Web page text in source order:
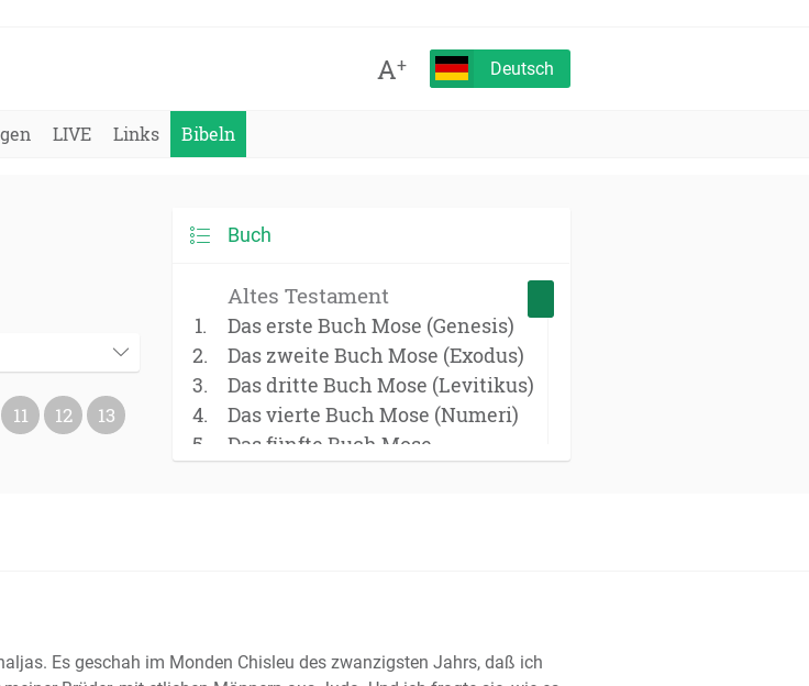
A+ Deutsch
LIVE Links Bibeln
11 12 13
Buch
Altes Testament
Das erste Buch Mose (Genesis)
Das zweite Buch Mose (Exodus)
Das dritte Buch Mose (Levitikus)
Das vierte Buch Mose (Numeri)
Das fünfte Buch Mose
Das erste Buch der Könige
Es geschah im Monden Chisleu des zwanzigsten Jahrs, daß ich